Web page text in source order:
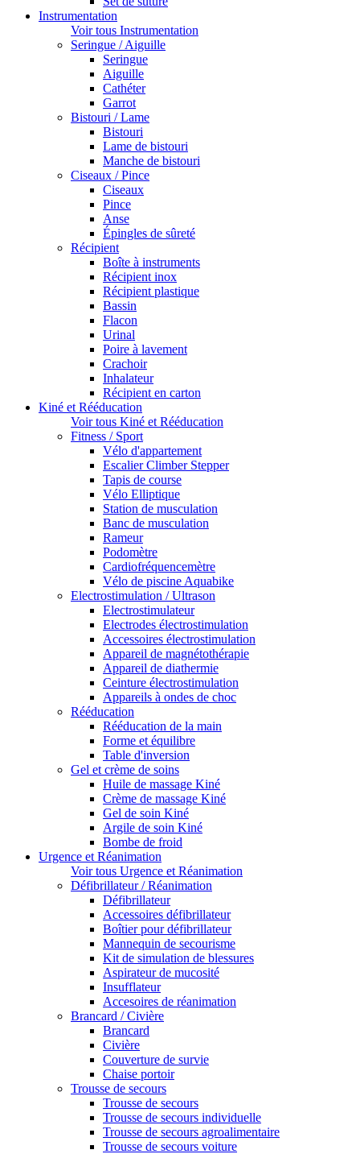
Instrumentation
Voir tous Instrumentation
Seringue / Aiguille
Seringue
Aiguille
Cathéter
Garrot
Bistouri / Lame
Bistouri
Lame de bistouri
Manche de bistouri
Ciseaux / Pince
Ciseaux
Pince
Anse
Épingles de sûreté
Récipient
Boîte à instruments
Récipient inox
Récipient plastique
Bassin
Flacon
Urinal
Poire à lavement
Crachoir
Inhalateur
Récipient en carton
Kiné et Rééducation
Voir tous Kiné et Rééducation
Fitness / Sport
Vélo d'appartement
Escalier Climber Stepper
Tapis de course
Vélo Elliptique
Station de musculation
Banc de musculation
Rameur
Podomètre
Cardiofréquencemètre
Vélo de piscine Aquabike
Electrostimulation / Ultrason
Electrostimulateur
Electrodes électrostimulation
Accessoires électrostimulation
Appareil de magnétothérapie
Appareil de diathermie
Ceinture électrostimulation
Appareils à ondes de choc
Rééducation
Rééducation de la main
Forme et équilibre
Table d'inversion
Gel et crème de soins
Huile de massage Kiné
Crème de massage Kiné
Gel de soin Kiné
Argile de soin Kiné
Bombe de froid
Urgence et Réanimation
Voir tous Urgence et Réanimation
Défibrillateur / Réanimation
Défibrillateur
Accessoires défibrillateur
Boîtier pour défibrillateur
Mannequin de secourisme
Kit de simulation de blessures
Aspirateur de mucosité
Insufflateur
Accesoires de réanimation
Brancard / Civière
Brancard
Civière
Couverture de survie
Chaise portoir
Trousse de secours
Trousse de secours
Trousse de secours individuelle
Trousse de secours agroalimentaire
Trousse de secours voiture